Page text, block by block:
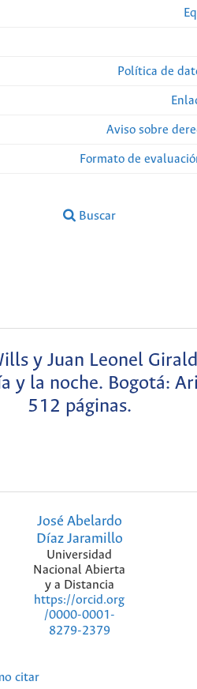
Política de
Aviso sobre
Formato de
Buscar
y Juan Leonel
y la noche. Bogotá:
512 páginas.
José Abelardo
Díaz Jaramillo
Universidad
Nacional Abierta
y a Distancia
https://orcid.org
/0000-0001-
8279-2379
citar